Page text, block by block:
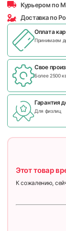
Курьером по
Доставка по
Оплата
Принимаем
Свое
Более 2500
Гарантия
Для физлиц
Этот товар
К сожалению,